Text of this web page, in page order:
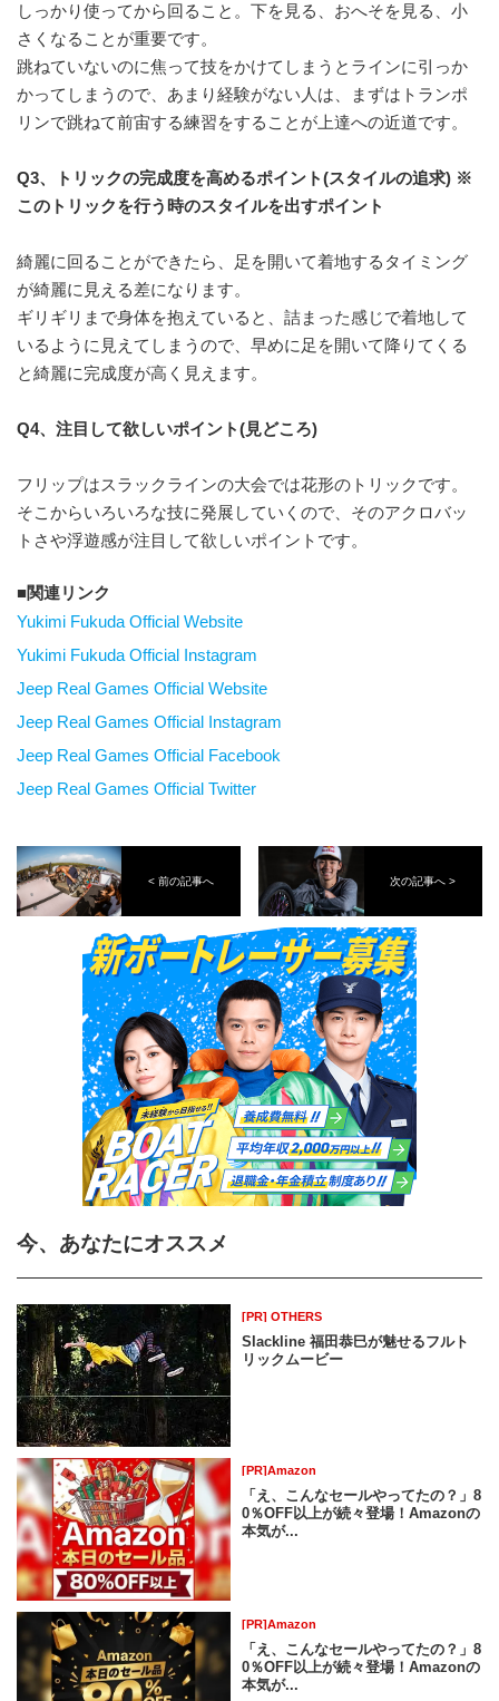
しっかり使ってから回ること。下を見る、おへそを見る、小
さくなることが重要です。
跳ねていないのに焦って技をかけてしまうとラインに引っか
かってしまうので、あまり経験がない人は、まずはトランポ
リンで跳ねて前宙する練習をすることが上達への近道です。
Q3、トリックの完成度を高めるポイント(スタイルの追求) ※
このトリックを行う時のスタイルを出すポイント
綺麗に回ることができたら、足を開いて着地するタイミング
が綺麗に見える差になります。
ギリギリまで身体を抱えていると、詰まった感じで着地して
いるように見えてしまうので、早めに足を開いて降りてくる
と綺麗に完成度が高く見えます。
Q4、注目して欲しいポイント(見どころ)
フリップはスラックラインの大会では花形のトリックです。
そこからいろいろな技に発展していくので、そのアクロバッ
トさや浮遊感が注目して欲しいポイントです。
関連リンク
Yukimi Fukuda Official Website
Yukimi Fukuda Official Instagram
Jeep Real Games Official Website
Jeep Real Games Official Instagram
Jeep Real Games Official Facebook
Jeep Real Games Official Twitter
< 前の記事へ 次の記事へ >
今、あなたにオススメ
[PR] OTHERS
Slackline 福田恭巳が魅せるフルト
リックムービー
[PR]Amazon
「え、こんなセールやってたの？」8
0％OFF以上が続々登場！Amazonの
本気が...
[PR]Amazon
「え、こんなセールやってたの？」8
0％OFF以上が続々登場！Amazonの
本気が...